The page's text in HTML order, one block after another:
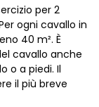
per 2
ogni cavallo in
40 m². È
cavallo anche
o a piedi. Il
il più breve